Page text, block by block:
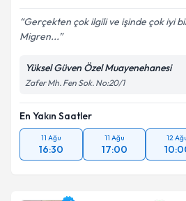
Gerçekten çok ilgili ve işinde çok iyi
Migren...
Yüksel Güven Özel Muayenehanesi
Zafer Mh. Fen Sok. No:20/1
En Yakın Saatler
11 Ağu
16:30
11 Ağu
17:00
12